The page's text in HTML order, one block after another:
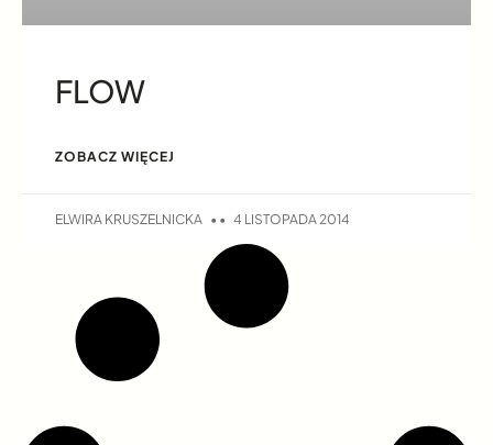
FLOW
ZOBACZ WIĘCEJ
ELWIRA KRUSZELNICKA 4 LISTOPADA 2014